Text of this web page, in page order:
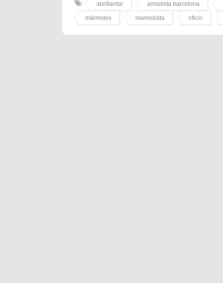
abrillantar armolista barcelona
mármoles marmolista oficio